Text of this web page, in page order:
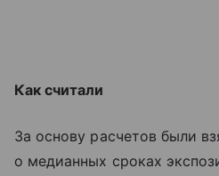
Как считали
За основу расчетов были
о медианных сроках